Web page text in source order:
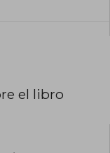
el libro